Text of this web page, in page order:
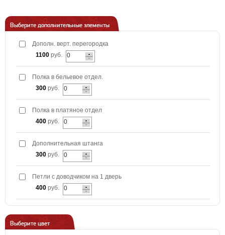
Выберите дополнительные элементы
Дополн. верт. перегородка
1100 руб.
Полка в бельевое отдел.
300 руб.
Полка в платяное отдел
400 руб.
Дополнительная штанга
300 руб.
Петли с доводчиком на 1 дверь
400 руб.
Выберите цвет